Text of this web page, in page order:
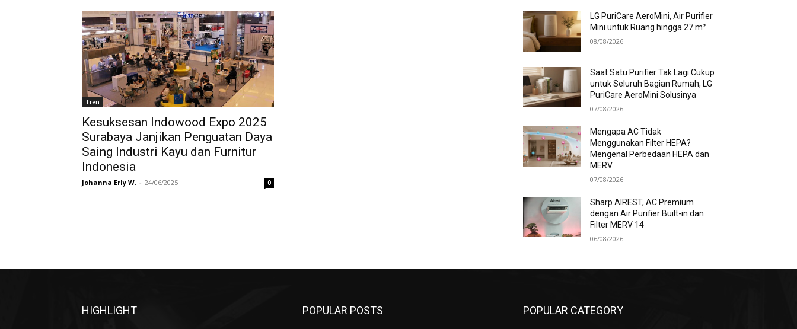
Tren
Kesuksesan Indowood Expo 2025
Surabaya Janjikan Penguatan Daya
Saing Industri Kayu dan Furnitur
Indonesia
Johanna Erly W. - 24/06/2025 0
LG PuriCare AeroMini, Air Purifier
Mini untuk Ruang hingga 27 m²
08/08/2026
Saat Satu Purifier Tak Lagi Cukup
untuk Seluruh Bagian Rumah, LG
PuriCare AeroMini Solusinya
07/08/2026
Mengapa AC Tidak
Menggunakan Filter HEPA?
Mengenal Perbedaan HEPA dan
MERV
07/08/2026
Sharp AIREST, AC Premium
dengan Air Purifier Built-in dan
Filter MERV 14
06/08/2026
HIGHLIGHT POPULAR POSTS POPULAR CATEGORY